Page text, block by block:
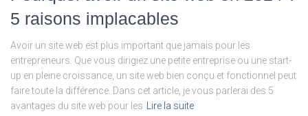
5 raisons implacables
Avoir un site web est plus important que jamais pour les
entrepreneurs. Que vous dirigiez une petite entreprise ou une start-
up en pleine croissance, un site web bien conçu et fonctionnel peut
faire toute la différence. Dans cet article, je vous parlerai des 5
avantages du site web pour les
Lire la suite